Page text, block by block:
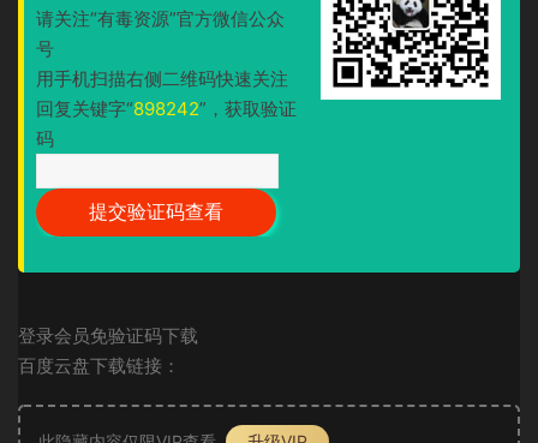
请关注“有毒资源”官方微信公众
号
用手机扫描右侧二维码快速关注
回复关键字“898242”，获取验证
码
登录会员免验证码下载
百度云盘下载链接：